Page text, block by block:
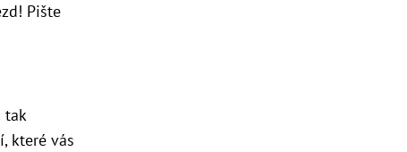
Pište
tak
které vás